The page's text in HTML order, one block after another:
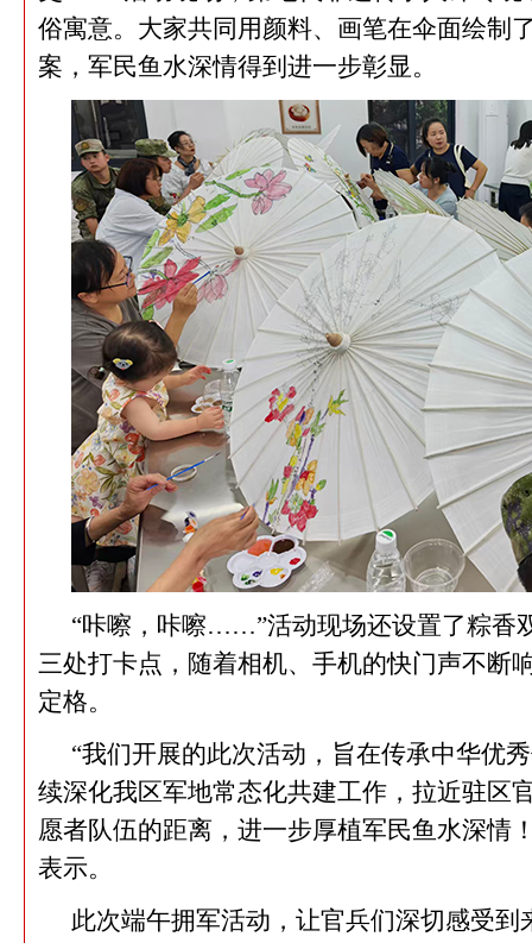
俗寓意。大家共同用颜料、画笔在伞面绘制
案，军民鱼水深情得到进一步彰显。
“咔嚓，咔嚓……”活动现场还设置了粽香
三处打卡点，随着相机、手机的快门声不断
定格。
“我们开展的此次活动，旨在传承中华优
续深化我区军地常态化共建工作，拉近驻区
愿者队伍的距离，进一步厚植军民鱼水深情
表示。
此次端午拥军活动，让官兵们深切感受到